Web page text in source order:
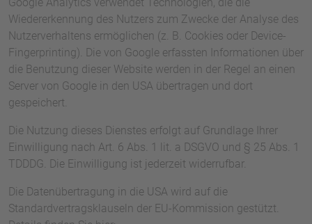
Wiedererkennung des Nutzers zum Zwecke der Analyse des
Nutzerverhaltens ermöglichen (z. B. Cookies oder Device-
Fingerprinting). Die von Google erfassten Informationen über
die Benutzung dieser Website werden in der Regel an einen
Server von Google in den USA übertragen und dort
gespeichert.
Die Nutzung dieses Dienstes erfolgt auf Grundlage Ihrer
Einwilligung nach Art. 6 Abs. 1 lit. a DSGVO und § 25 Abs. 1
TDDDG. Die Einwilligung ist jederzeit widerrufbar.
Die Datenübertragung in die USA wird auf die
Standardvertragsklauseln der EU-Kommission gestützt.